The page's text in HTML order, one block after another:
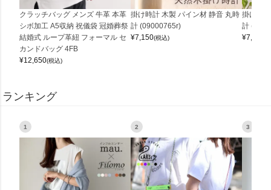
クラッチバッグ メンズ 牛革 本革
シボ加工 A5収納 祝儀袋 冠婚葬祭
結婚式 ループ革紐 フォーマル セ
カンドバッグ 4FB
¥12,650(税込)
掛け時計 木製 パイン材 静音 丸時
計 (09000765r)
¥7,150(税込)
掛け時
計
¥7,150
ランキング
1 2 3